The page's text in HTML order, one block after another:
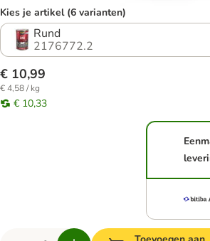
Kies je artikel (6 varianten)
Rund
2176772.2
€ 10,99
€ 4,58 / kg
€ 10,33